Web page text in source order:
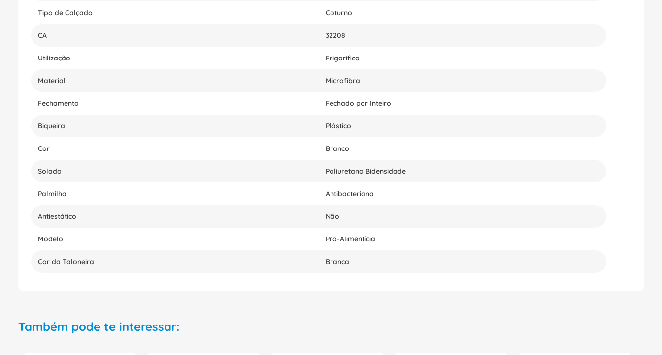
Tipo de Calçado Coturno
CA 32208
Utilização Frigorifico
Material Microfibra
Fechamento Fechado por Inteiro
Biqueira Plástico
Cor Branco
Solado Poliuretano Bidensidade
Palmilha Antibacteriana
Antiestático Não
Modelo Pró-Alimentícia
Cor da Taloneira Branca
Também pode te interessar: